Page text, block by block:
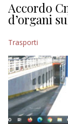
CULTURA
NAUTICA
EDITORIALI
Accordo
d’organi
Trasporti